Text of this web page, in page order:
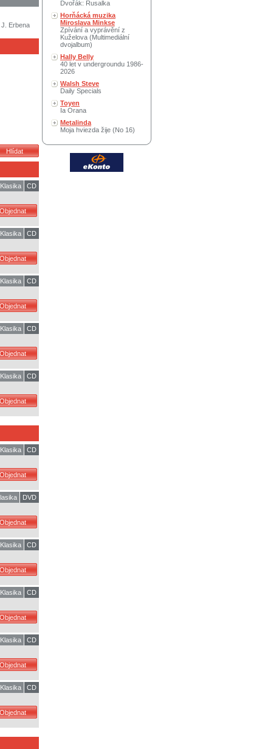
Erbena
CD
Klasika
CD
Klasika
CD
Klasika
CD
Klasika
CD
Klasika
CD
Klasika
DVD
CD
Klasika
CD
Klasika
CD
Klasika
CD
Klasika
Dvořák: Rusalka
Horňácká muzika
Miroslava Minkse
Zpívání a vyprávění z
Kuželova (Multimediální
dvojalbum)
Hally Belly
40 let v undergroundu 1986-
2026
Walsh Steve
Daily Specials
Toyen
Ia Orana
Metalinda
Moja hviezda žije (No 16)